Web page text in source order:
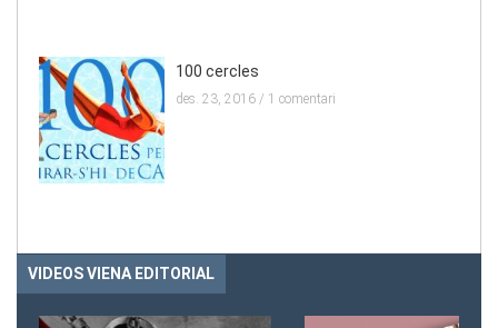
100 cercles
des. 23, 2016 / 1 comentari
VIDEOS VIENA EDITORIAL